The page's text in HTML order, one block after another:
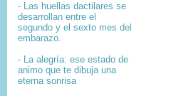
- Las huellas dactilares se
desarrollan entre el
segundo y el sexto mes del
embarazo.
- La alegría: ese estado de
animo que te dibuja una
eterna sonrisa